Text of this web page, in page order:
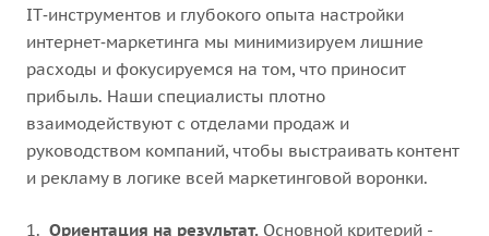
IT‑инструментов и глубокого опыта настройки
интернет‑маркетинга мы минимизируем лишние
расходы и фокусируемся на том, что приносит
прибыль. Наши специалисты плотно
взаимодействуют с отделами продаж и
руководством компаний, чтобы выстраивать контент
и рекламу в логике всей маркетинговой воронки.
Ориентация на результат. Основной критерий -